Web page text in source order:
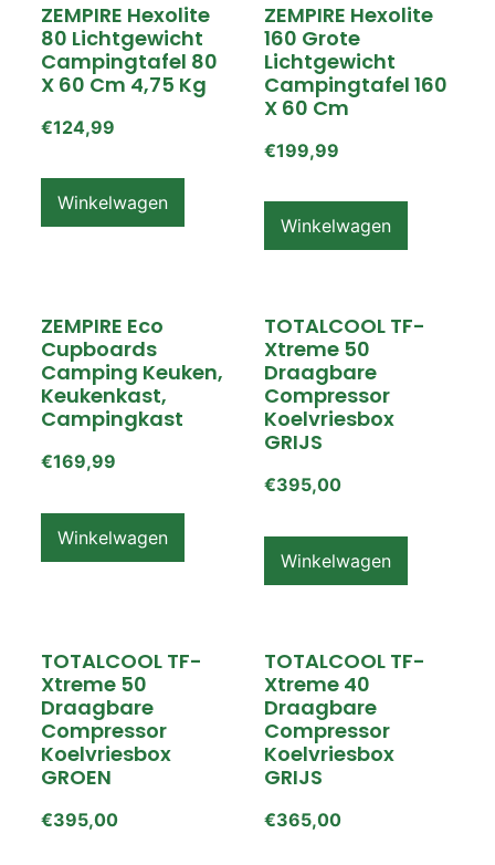
ZEMPIRE Hexolite
80 Lichtgewicht
Campingtafel 80
X 60 Cm 4,75 Kg
€124,99
Winkelwagen
ZEMPIRE Hexolite
160 Grote
Lichtgewicht
Campingtafel 160
X 60 Cm
€199,99
Winkelwagen
ZEMPIRE Eco
Cupboards
Camping Keuken,
Keukenkast,
Campingkast
€169,99
Winkelwagen
TOTALCOOL TF-
Xtreme 50
Draagbare
Compressor
Koelvriesbox
GRIJS
€395,00
Winkelwagen
TOTALCOOL TF-
Xtreme 50
Draagbare
Compressor
Koelvriesbox
GROEN
€395,00
TOTALCOOL TF-
Xtreme 40
Draagbare
Compressor
Koelvriesbox
GRIJS
€365,00